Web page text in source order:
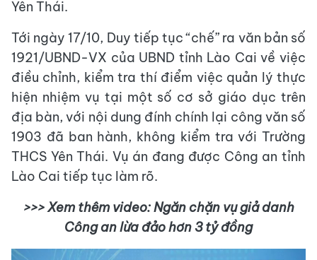
Yên Thái.
Tới ngày 17/10, Duy tiếp tục “chế” ra văn bản số
1921/UBND-VX của UBND tỉnh Lào Cai về việc
điều chỉnh, kiểm tra thí điểm việc quản lý thực
hiện nhiệm vụ tại một số cơ sở giáo dục trên
địa bàn, với nội dung đính chính lại công văn số
1903 đã ban hành, không kiểm tra với Trường
THCS Yên Thái. Vụ án đang được Công an tỉnh
Lào Cai tiếp tục làm rõ.
>>> Xem thêm video: Ngăn chặn vụ giả danh
Công an lừa đảo hơn 3 tỷ đồng